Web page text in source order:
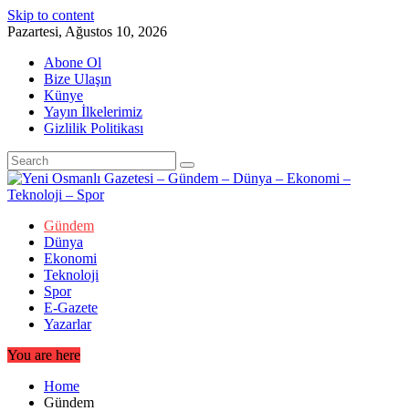
Skip to content
Pazartesi, Ağustos 10, 2026
Abone Ol
Bize Ulaşın
Künye
Yayın İlkelerimiz
Gizlilik Politikası
Gündem
Dünya
Ekonomi
Teknoloji
Spor
E-Gazete
Yazarlar
You are here
Home
Gündem